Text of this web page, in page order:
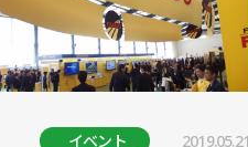
得／ユニバーサルロボット
向け新サービスを開始／ユ
開催／ユニバーサルロボット
イベント 2019.05.21